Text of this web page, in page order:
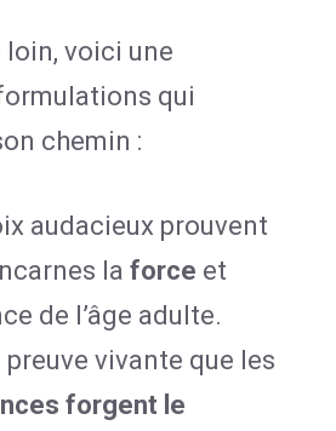
loin, voici une
qui
chemin :
audacieux prouvent
la force et
de l’âge adulte.
preuve vivante que les
forgent le